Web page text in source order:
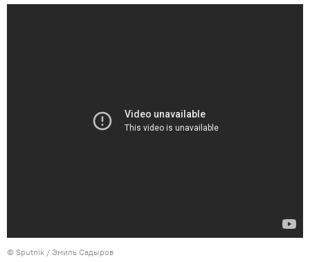
© Sputnik / Эмиль Садыров